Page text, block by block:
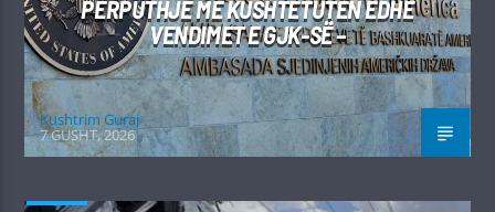
PËRPUTHJE ME KUSHTETUTËN EDHE
VENDIMET E GJK-SË –
Kushtrim Guraj
7 GUSHT, 2026